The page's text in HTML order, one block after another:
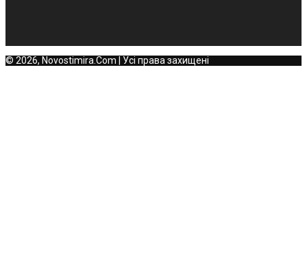
© 2026, Novostimira.Com | Усі права захищені